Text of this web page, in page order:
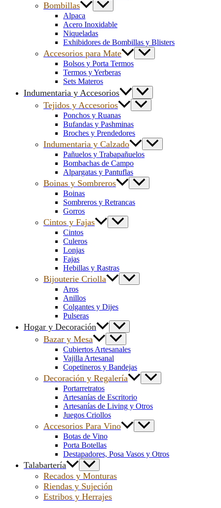
Bombillas
Alpaca
Acero Inoxidable
Niqueladas
Exhibidores de Bombillas y Blisters
Accesorios para Mate
Bolsos y Porta Termos
Termos y Yerberas
Sets Materos
Indumentaria y Accesorios
Tejidos y Accesorios
Ponchos y Ruanas
Bufandas y Pashminas
Broches y Prendedores
Indumentaria y Calzado
Pañuelos y Trabapañuelos
Bombachas de Campo
Alpargatas y Pantuflas
Boinas y Sombreros
Boinas
Sombreros y Retrancas
Gorros
Cintos y Fajas
Cintos
Culeros
Lonjas
Fajas
Hebillas y Rastras
Bijouterie Criolla
Aros
Anillos
Colgantes y Dijes
Pulseras
Hogar y Decoración
Bazar y Mesa
Cubiertos Artesanales
Vajilla Artesanal
Copetineros y Bandejas
Decoración y Regalería
Portarretratos
Artesanías de Escritorio
Artesanías de Living y Otros
Juegos Criollos
Accesorios Para Vino
Botas de Vino
Porta Botellas
Destapadores, Posa Vasos y Otros
Talabartería
Recados y Monturas
Riendas y Sujeción
Estribos y Herrajes